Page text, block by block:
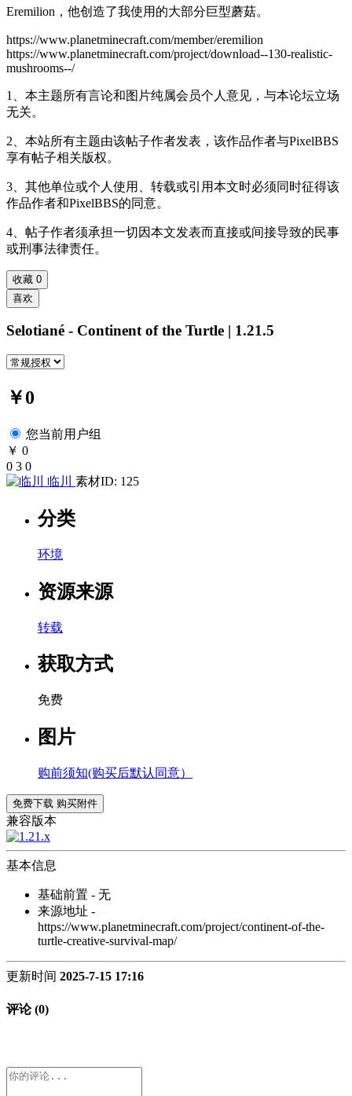
Eremilion，他创造了我使用的大部分巨型蘑菇。
https://www.planetminecraft.com/member/eremilion
https://www.planetminecraft.com/project/download--130-realistic-
mushrooms--/
1、本主题所有言论和图片纯属会员个人意见，与本论坛立场
无关。
2、本站所有主题由该帖子作者发表，该作品作者与PixelBBS
享有帖子相关版权。
3、其他单位或个人使用、转载或引用本文时必须同时征得该
作品作者和PixelBBS的同意。
4、帖子作者须承担一切因本文发表而直接或间接导致的民事
或刑事法律责任。
收藏 0
喜欢
Selotiané - Continent of the Turtle | 1.21.5
￥0
您当前用户组
￥ 0
0 3 0
临川
素材ID: 125
分类
环境
资源来源
转载
获取方式
免费
图片
购前须知(购买后默认同意）
免费下载 购买附件
兼容版本
基本信息
基础前置 - 无
来源地址 -
https://www.planetminecraft.com/project/continent-of-the-
turtle-creative-survival-map/
更新时间 2025-7-15 17:16
评论 (0)